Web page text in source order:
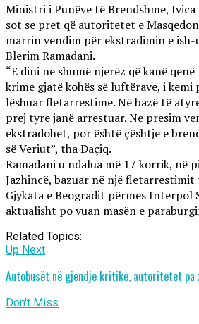
Ministri i Punëve të Brendshme,
sot se pret që autoritetet e
marrin vendim për ekstradimin e ish-
Blerim Ramadani.
“E dini ne shumë njerëz që kanë
krime gjatë kohës së luftërave, i kemi
lëshuar fletarrestime. Në bazë të
prej tyre janë arrestuar. Ne presim
ekstradohet, por është çështje e
së Veriut”, tha Daçiq.
Ramadani u ndalua më 17 korrik, në
Jazhincë, bazuar në një fletarrestimit
Gjykata e Beogradit përmes Interpol
aktualisht po vuan masën e
Related Topics:
Up Next
Autobusët në gjendje kritike, autoritetet pa
Don't Miss